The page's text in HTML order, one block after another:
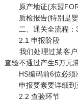
原产地证(东盟
质检报告(特别是婴
二、通关全流程：3
2.1 申报阶段
我们处理过某客户
查验不通过产生5万元
HS编码前6位必须
申报要素要详细到
2.2 查验环节